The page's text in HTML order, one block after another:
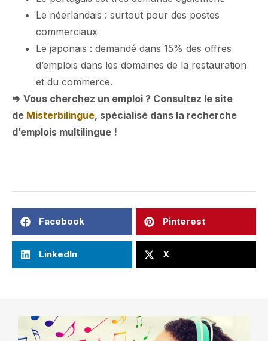
Le néerlandais : surtout pour des postes
commerciaux
Le japonais : demandé dans 15% des offres
d’emplois dans les domaines de la restauration
et du commerce.
=> Vous cherchez un emploi ? Consultez le site
de Misterbilingue, spécialisé dans la recherche
d’emplois multilingue !
Facebook Pinterest
LinkedIn X